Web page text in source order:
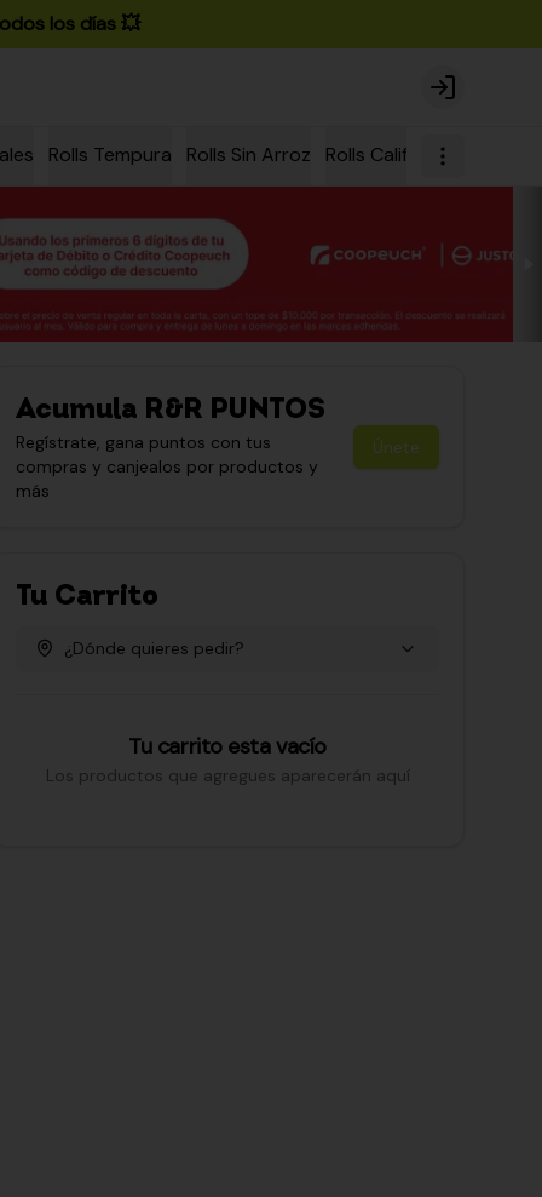
los días 💥
Login
Rolls Tempura Rolls Sin Arroz Rolls California
Acumula R&R PUNTOS
Regístrate, gana puntos con tus
compras y canjealos por productos y
más
Únete
Tu Carrito
¿Dónde quieres pedir?
Tu carrito esta vacío
Los productos que agregues aparecerán aquí